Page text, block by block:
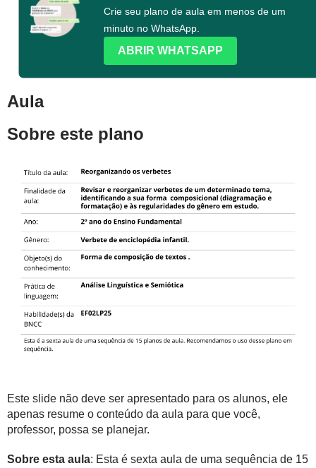
Crie seu plano de aula em menos de um
minuto no WhatsApp.
ABRIR WHATSAPP
Aula
Sobre este plano
Este slide não deve ser apresentado para os alunos, ele
apenas resume o conteúdo da aula para que você,
professor, possa se planejar.
Sobre esta aula: Esta é sexta aula de uma sequência de 15